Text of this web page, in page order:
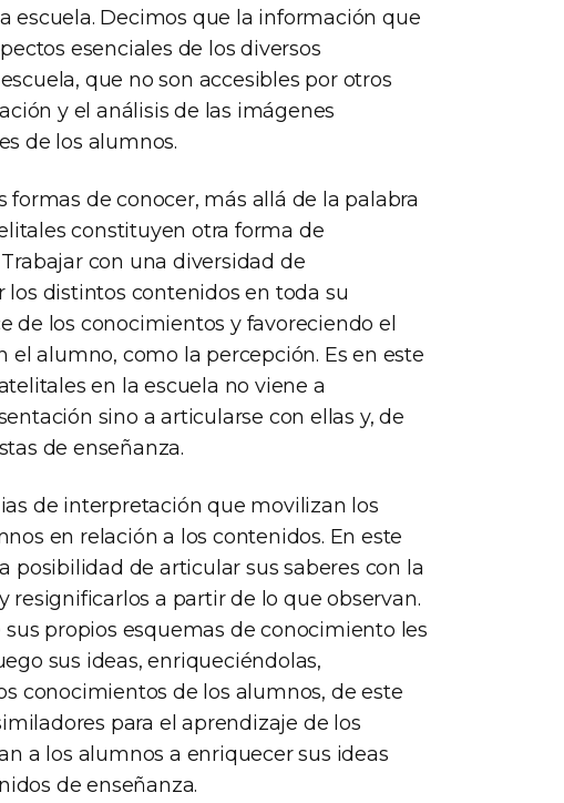
escuela. Decimos que la información que
esenciales de los diversos
que no son accesibles por otros
y el análisis de las imágenes
de los alumnos.
de conocer, más allá de la palabra
constituyen otra forma de
con una diversidad de
distintos contenidos en toda su
los conocimientos y favoreciendo el
el alumno, como la percepción. Es en este
en la escuela no viene a
sino a articularse con ellas y, de
de enseñanza.
de interpretación que movilizan los
en relación a los contenidos. En este
posibilidad de articular sus saberes con la
a partir de lo que observan.
propios esquemas de conocimiento les
sus ideas, enriqueciéndolas,
conocimientos de los alumnos, de este
para el aprendizaje de los
a los alumnos a enriquecer sus ideas
de enseñanza.